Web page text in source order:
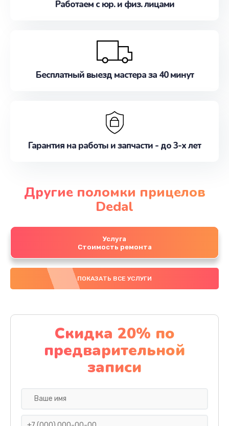
Работаем с юр. и физ. лицами
Бесплатный выезд мастера за 40 минут
Гарантия на работы и запчасти - до 3-х лет
Другие поломки прицелов
Dedal
Услуга
Стоимость ремонта
ПОКАЗАТЬ ВСЕ УСЛУГИ
Скидка 20% по
предварительной
записи